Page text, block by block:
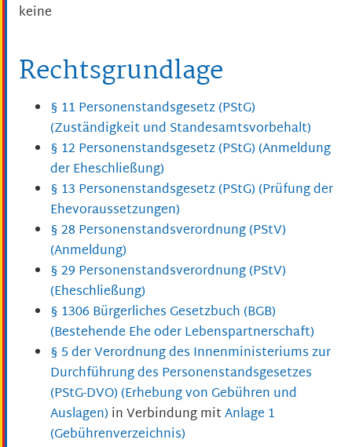
keine
Rechtsgrundlage
§ 11 Personenstandsgesetz (PStG)
(Zuständigkeit und Standesamtsvorbehalt)
§ 12 Personenstandsgesetz (PStG) (Anmeldung
der Eheschließung)
§ 13 Personenstandsgesetz (PStG) (Prüfung der
Ehevoraussetzungen)
§ 28 Personenstandsverordnung (PStV)
(Anmeldung)
§ 29 Personenstandsverordnung (PStV)
(Eheschließung)
§ 1306 Bürgerliches Gesetzbuch (BGB)
(Bestehende Ehe oder Lebenspartnerschaft)
§ 5 der Verordnung des Innenministeriums zur
Durchführung des Personenstandsgesetzes
(PStG-DVO) (Erhebung von Gebühren und
Auslagen) in Verbindung mitAnlage 1
(Gebührenverzeichnis)